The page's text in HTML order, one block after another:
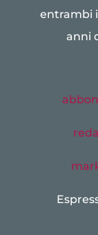
entrambi
anni